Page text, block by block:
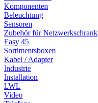
Komponenten
Beleuchtung
Sensoren
Zubehör für Netzwerkschrank
Easy 45
Sortimentsboxen
Kabel / Adapter
Industrie
Installation
LWL
Video